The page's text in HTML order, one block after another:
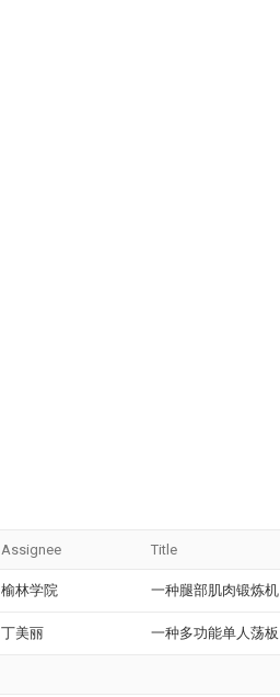
Assignee Title
榆林学院 一种腿部肌肉锻炼机
丁美丽 一种多功能单人荡板